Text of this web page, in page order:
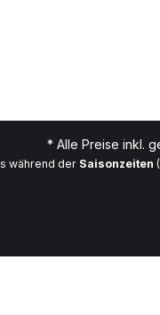
* Alle Preise inkl.
während der Saisonzeiten